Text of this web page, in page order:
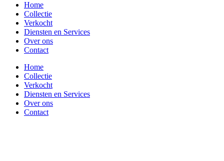
Home
Collectie
Verkocht
Diensten en Services
Over ons
Contact
Home
Collectie
Verkocht
Diensten en Services
Over ons
Contact